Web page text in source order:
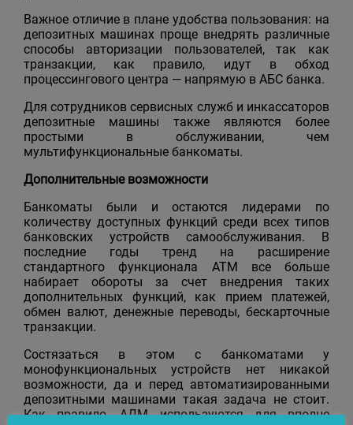
Важное отличие в плане удобства пользования: на
депозитных машинах проще внедрять различные
способы авторизации пользователей, так как
транзакции, как правило, идут в обход
процессингового центра — напрямую в АБС банка.
Для сотрудников сервисных служб и инкассаторов
депозитные машины также являются более
простыми в обслуживании, чем
мультифункциональные банкоматы.
Дополнительные возможности
Банкоматы были и остаются лидерами по
количеству доступных функций среди всех типов
банковских устройств самообслуживания. В
последние годы тренд на расширение
стандартного функционала АТМ все больше
набирает обороты за счет внедрения таких
дополнительных функций, как прием платежей,
обмен валют, денежные переводы, бескарточные
транзакции.
Состязаться в этом с банкоматами у
монофункциональных устройств нет никакой
возможности, да и перед автоматизированными
депозитными машинами такая задача не стоит.
Как правило, АДМ используются для вполне